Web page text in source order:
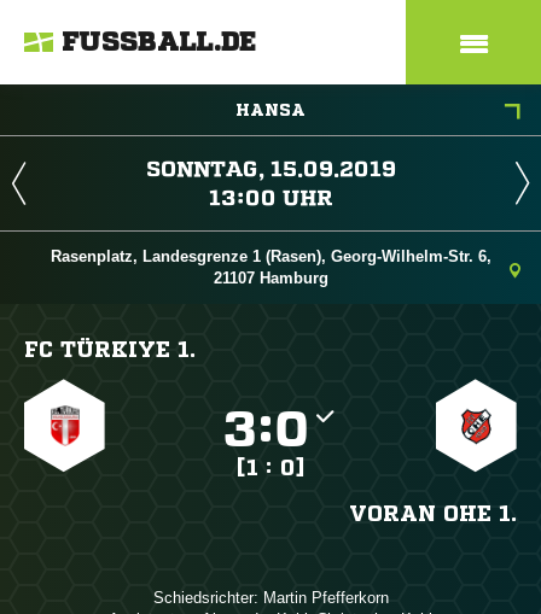
FUSSBALL.DE
HANSA
 
 
Rasenplatz, Landesgrenze 1 (Rasen), Georg-Wilhelm-Str. 6,
21107 Hamburg
FC TÜRKIYE 1.
:
[1 : 0]
VORAN OHE 1.
Schiedsrichter:  